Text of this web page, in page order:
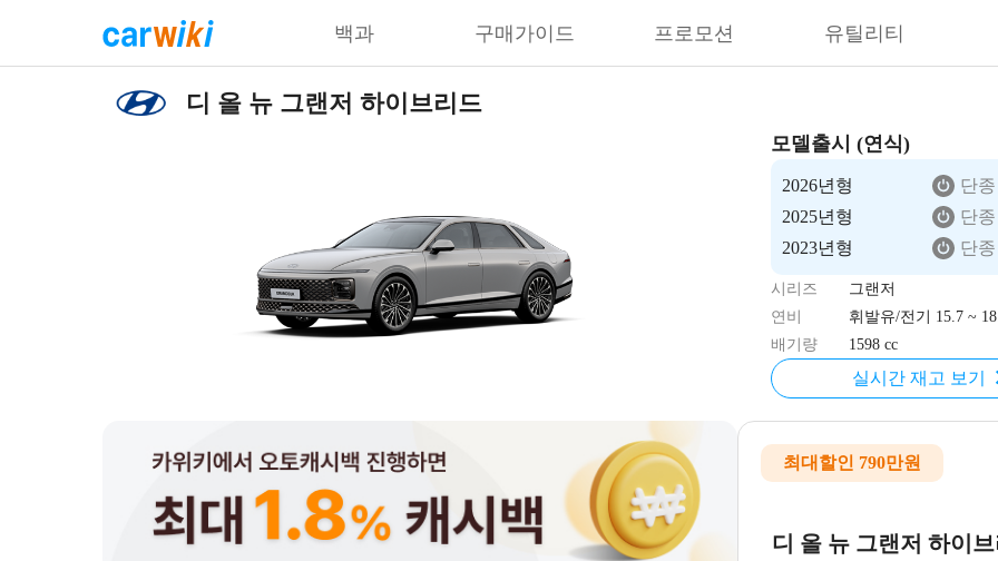
백과 구매가이드 프로모션 유틸리티
디 올 뉴 그랜저 하이브리드
모델출시 (연식)
2026년형
단종
2025년형
단종
2023년형
단종
시리즈
그랜저
연비
휘발유/전기 15.7 ~
배기량
1598 cc
실시간 재고 보기
최대할인 790만원
디 올 뉴 그랜저 하이